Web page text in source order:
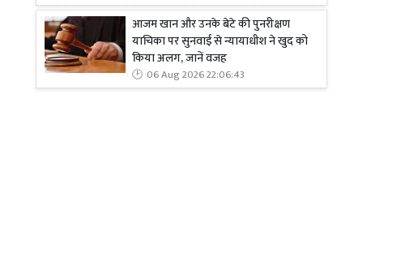
आजम खान और उनके बेटे की पुनरीक्षण
याचिका पर सुनवाई से न्यायाधीश ने खुद को
किया अलग, जानें वजह
06 Aug 2026 22:06:43